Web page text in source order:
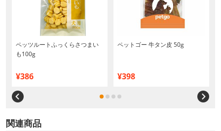
ペッツルートふっくらさつまい
も100g
¥386
ペットゴー 牛タン皮 50g
¥398
関連商品